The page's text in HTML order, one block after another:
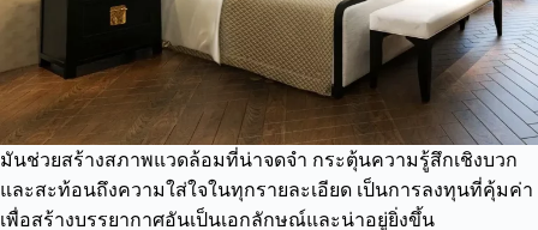
มันช่วยสร้างสภาพแวดล้อมที่น่าจดจำ กระตุ้นความรู้สึกเชิงบวก
และสะท้อนถึงความใส่ใจในทุกรายละเอียด เป็นการลงทุนที่คุ้มค่า
เพื่อสร้างบรรยากาศอันเป็นเอกลักษณ์และน่าอยู่ยิ่งขึ้น